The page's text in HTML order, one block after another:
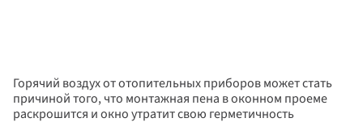
Горячий воздух от отопительных приборов может стать
причиной того, что монтажная пена в оконном проеме
раскрошится и окно утратит свою герметичность